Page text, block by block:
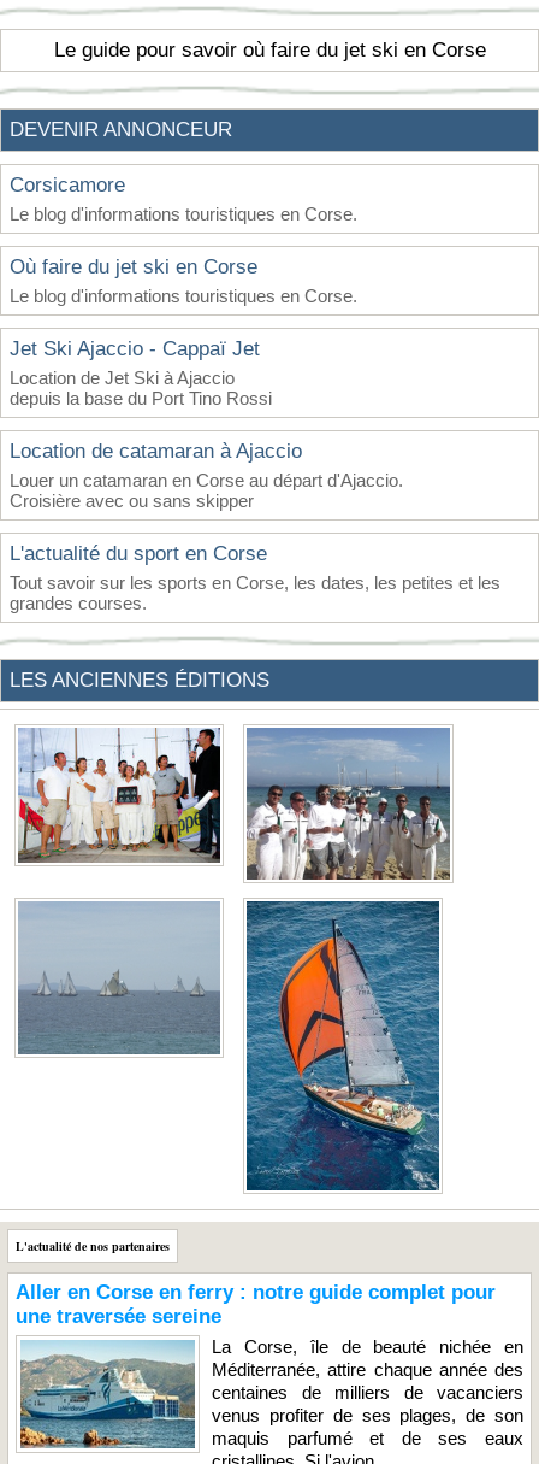
Le guide pour savoir où faire du jet ski en Corse
DEVENIR ANNONCEUR
Corsicamore
Le blog d'informations touristiques en Corse.
Où faire du jet ski en Corse
Le blog d'informations touristiques en Corse.
Jet Ski Ajaccio - Cappaï Jet
Location de Jet Ski à Ajaccio
depuis la base du Port Tino Rossi
Location de catamaran à Ajaccio
Louer un catamaran en Corse au départ d'Ajaccio.
Croisière avec ou sans skipper
L'actualité du sport en Corse
Tout savoir sur les sports en Corse, les dates, les petites et les
grandes courses.
LES ANCIENNES ÉDITIONS
L'actualité de nos partenaires
Aller en Corse en ferry : notre guide complet pour
une traversée sereine
La Corse, île de beauté nichée en
Méditerranée, attire chaque année des
centaines de milliers de vacanciers
venus profiter de ses plages, de son
maquis parfumé et de ses eaux